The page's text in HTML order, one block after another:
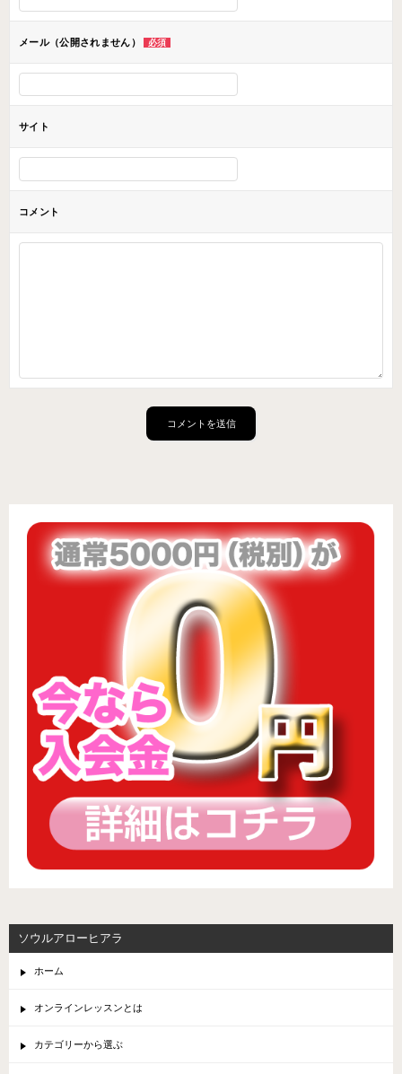
ン
メール（公開されません） 必須
サイト
コメント
ソウルアローヒアラ
ホーム
オンラインレッスンとは
カテゴリーから選ぶ